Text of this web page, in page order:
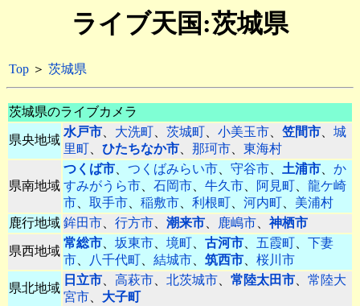
ライブ天国:茨城県
Top ＞ 茨城県
茨城県のライブカメラ
県央地域
水戸市、 大洗町、 茨城町、 小美玉市、 笠間市、 城
里町、 ひたちなか市、 那珂市、 東海村
県南地域
つくば市、 つくばみらい市、 守谷市、 土浦市、 か
すみがうら市、 石岡市、 牛久市、 阿見町、 龍ケ崎
市、 取手市、 稲敷市、 利根町、 河内町、 美浦村
鹿行地域 鉾田市、 行方市、 潮来市、 鹿嶋市、 神栖市
県西地域
常総市、 坂東市、 境町、 古河市、 五霞町、 下妻
市、 八千代町、 結城市、 筑西市、 桜川市
県北地域
日立市、 高萩市、 北茨城市、 常陸太田市、 常陸大
宮市、 大子町